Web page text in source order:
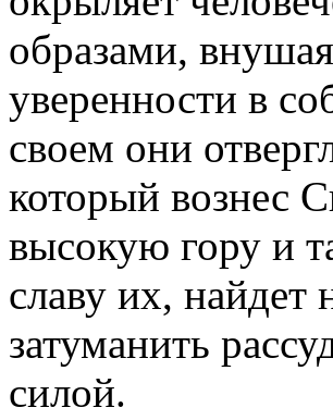
образами,
уверенности в
своем они
который вознес
высокую гору и
славу их, найдет
затуманить
силой.